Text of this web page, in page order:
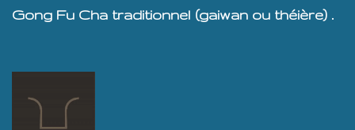
Gong Fu Cha traditionnel (gaiwan ou théière) .